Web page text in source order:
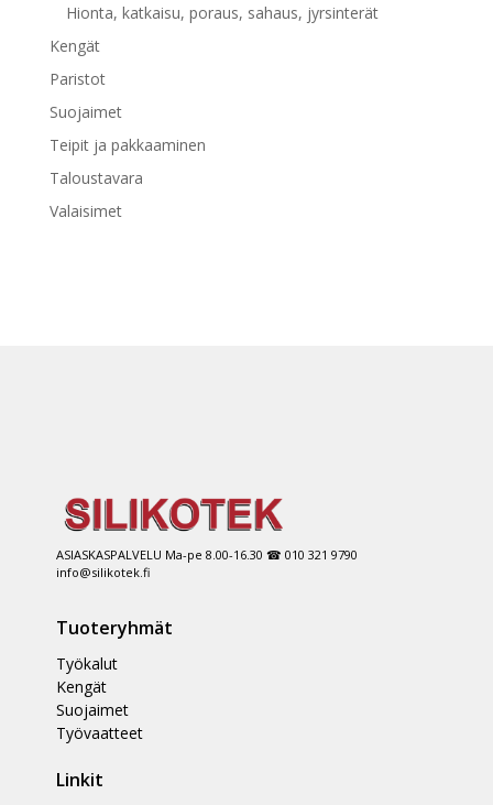
Hionta, katkaisu, poraus, sahaus, jyrsinterät
Kengät
Paristot
Suojaimet
Teipit ja pakkaaminen
Taloustavara
Valaisimet
ASIASKASPALVELU Ma-pe 8.00-16.30 ☎ 010 321 9790
info@silikotek.fi
Tuoteryhmät
Työkalut
Kengät
Suojaimet
Työvaatteet
Linkit